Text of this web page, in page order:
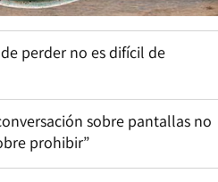
perder no es difícil de
sobre pantallas no
prohibir”